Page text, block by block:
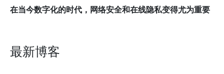
在当今数字化的时代，网络安全和在线隐私变得尤为重要
最新博客